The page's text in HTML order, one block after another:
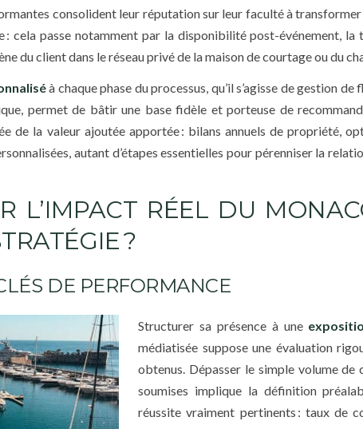
consolident leur réputation sur leur faculté à
cela passe notamment par la disponibilité post-événement, la
du client dans le réseau privé de la maison de courtage ou du
à chaque phase du processus, qu’il s’agisse de gestion
permet de bâtir une base fidèle et porteuse de
de la valeur ajoutée apportée : bilans annuels de propriété,
autant d’étapes essentielles pour pérenniser la
L’IMPACT RÉEL DU
?
DE PERFORMANCE
Structurer sa présence à une
médiatisée suppose une évaluation
obtenus. Dépasser le simple volume de
soumises implique la définition
réussite vraiment pertinents : taux de